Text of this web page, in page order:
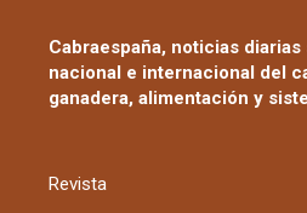
Cabraespaña, noticias
nacional e internacional del
ganadera, alimentación y
Revista